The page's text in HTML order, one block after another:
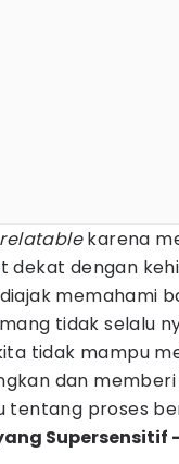
relatablekarena
dekat dengan
memahami
tidak selalu
tidak mampu
dan
tentang proses
Supersensitif